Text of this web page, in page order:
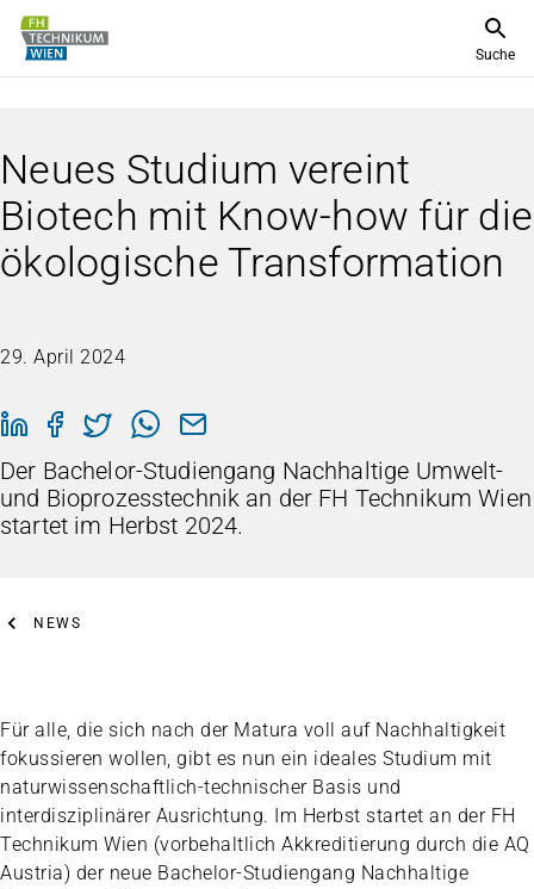
Suche
Neues Studium vereint
Biotech mit Know-how für die
ökologische Transformation
29. April 2024
Der Bachelor-Studiengang Nachhaltige Umwelt-
und Bioprozesstechnik an der FH Technikum Wien
startet im Herbst 2024.
NEWS
Für alle, die sich nach der Matura voll auf Nachhaltigkeit
fokussieren wollen, gibt es nun ein ideales Studium mit
naturwissenschaftlich-technischer Basis und
interdisziplinärer Ausrichtung. Im Herbst startet an der FH
Technikum Wien (vorbehaltlich Akkreditierung durch die AQ
Austria) der neue Bachelor-Studiengang Nachhaltige